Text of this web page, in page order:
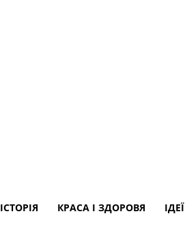
ІСТОРІЯ КРАСА І ЗДОРОВЯ ІДЕЇ